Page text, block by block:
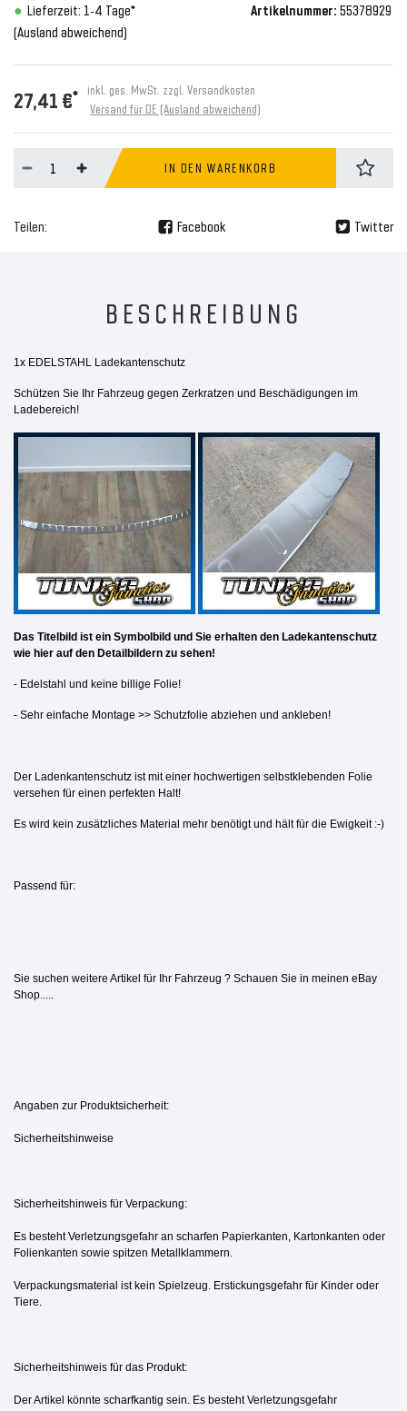
Lieferzeit: 1-4 Tage*
(Ausland abweichend)
Artikelnummer: 55378929
27,41 €* inkl. ges. MwSt. zzgl. Versandkosten
Versand für DE (Ausland abweichend)
IN DEN WARENKORB
Teilen: Facebook Twitter
BESCHREIBUNG
1x EDELSTAHL Ladekantenschutz
Schützen Sie Ihr Fahrzeug gegen Zerkratzen und Beschädigungen im
Ladebereich!
Das Titelbild ist ein Symbolbild und Sie erhalten den Ladekantenschutz
wie hier auf den Detailbildern zu sehen!
- Edelstahl und keine billige Folie!
- Sehr einfache Montage >> Schutzfolie abziehen und ankleben!
Der Ladenkantenschutz ist mit einer hochwertigen selbstklebenden Folie
versehen für einen perfekten Halt!
Es wird kein zusätzliches Material mehr benötigt und hält für die Ewigkeit :-)
Passend für:
Sie suchen weitere Artikel für Ihr Fahrzeug ? Schauen Sie in meinen eBay
Shop.....
Angaben zur Produktsicherheit:
Sicherheitshinweise
Sicherheitshinweis für Verpackung:
Es besteht Verletzungsgefahr an scharfen Papierkanten, Kartonkanten oder
Folienkanten sowie spitzen Metallklammern.
Verpackungsmaterial ist kein Spielzeug. Erstickungsgefahr für Kinder oder
Tiere.
Sicherheitshinweis für das Produkt:
Der Artikel könnte scharfkantig sein. Es besteht Verletzungsgefahr